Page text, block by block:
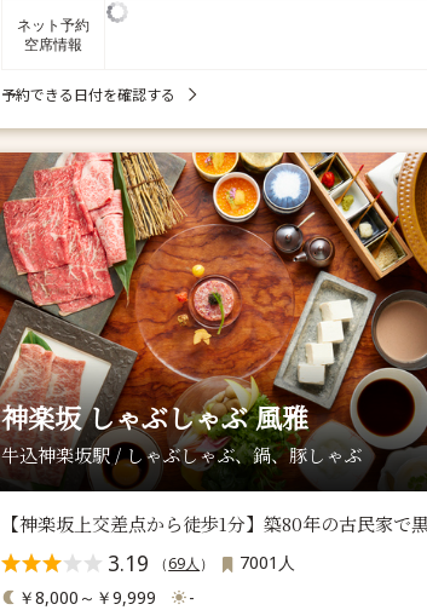
ネット予約
空席情報
予約できる日付を確認する
神楽坂 しゃぶしゃぶ 風雅
牛込神楽坂駅 / しゃぶしゃぶ、鍋、豚しゃぶ
【神楽坂上交差点から徒歩1分】築80年の古民家で
3.19 （69人 ）
7001人
￥8,000～￥9,999
-